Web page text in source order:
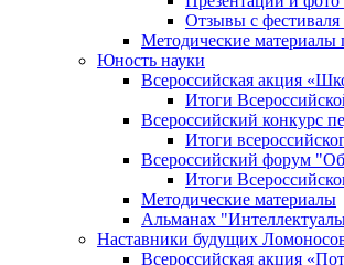
Отзывы с
Методические
Юность науки
Всероссийская акция
Итоги
Всероссийский конкурс
Итоги
Всероссийский форум
Итоги
Методические материалы
Альманах
Наставники будущих
Всероссийская акция